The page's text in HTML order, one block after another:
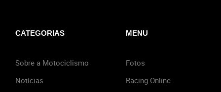
CATEGORIAS
Sobre a Motociclismo
Notícias
MENU
Fotos
Racing Online